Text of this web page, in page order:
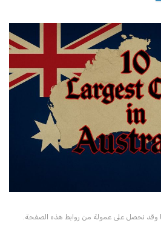
وقد نحصل على عمولة من روابط هذه الصفحة.